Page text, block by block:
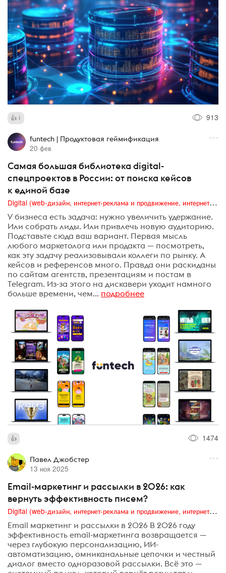
1 913
funtech | Продуктовая геймификация
20 фев
Самая большая библиотека digital-
спецпроектов в России: от поиска кейсов
к единой базе
Digital (web-дизайн, интернет-реклама и продвижение, интернет-сообщества и блоги, интернет-коммуникации, мобильный маркетинг, реклама на цифровых экранах)
У бизнеса есть задача: нужно увеличить удержание.
Или собрать лиды. Или привлечь новую аудиторию.
Подставьте сюда ваш вариант. Первая мысль
любого маркетолога или продакта — посмотреть,
как эту задачу реализовывали коллеги по рынку. А
кейсов и референсов много. Правда они раскиданы
по сайтам агентств, презентациям и постам в
Telegram. Из-за этого на дискавери уходит намного
больше времени, чем... подробнее
1474
Павел Джобстер
13 ноя 2025
Email-маркетинг и рассылки в 2026: как
вернуть эффективность писем?
Digital (web-дизайн, интернет-реклама и продвижение, интернет-сообщества и блоги, интернет-коммуникации, мобильный маркетинг, реклама на цифровых экранах)
Email маркетинг и рассылки в 2026 В 2026 году
эффективность email-маркетинга возвращается —
через глубокую персонализацию, ИИ-
автоматизацию, омниканальные цепочки и честный
диалог вместо одноразовой рассылки. Всё это —